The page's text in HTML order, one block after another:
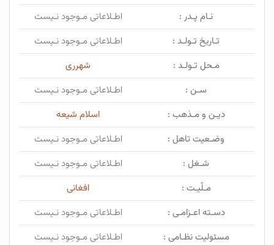
نـام پـدر :
اطـلاعاتی مـوجود نـیست
تـاریخ تـولـد :
اطـلاعاتی مـوجود نـیست
مـحل تـولـد :
شهرری
سـن :
اطـلاعاتی مـوجود نـیست
دیـن و مـذهب :
اسلام شیعه
وضـعیت تاهل :
اطـلاعاتی مـوجود نـیست
شـغل :
اطـلاعاتی مـوجود نـیست
مـلّیـت :
افغانی
دسـته اعـزامـی :
اطـلاعاتی مـوجود نـیست
مسئولیت نظـامی :
اطـلاعاتی مـوجود نـیست